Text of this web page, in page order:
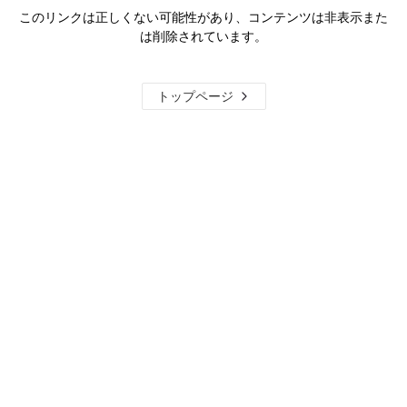
このリンクは正しくない可能性があり、コンテンツは非表示また
は削除されています。
トップページ